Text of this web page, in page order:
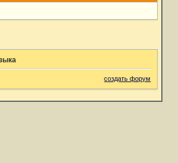
создать форум